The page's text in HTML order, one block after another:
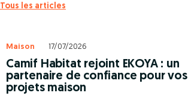
Tous les articles
Maison 17/07/2026
Camif Habitat rejoint EKOYA : un
partenaire de confiance pour vos
projets maison